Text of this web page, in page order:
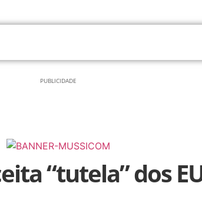
PUBLICIDADE
“tutela” dos